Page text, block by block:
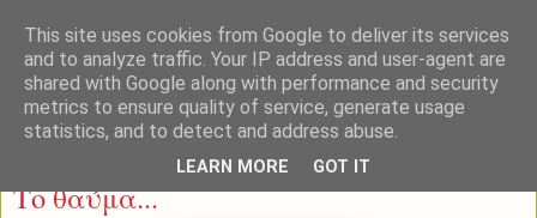
Πέμπτη 13 Αυγούστου 2015
Το θαύμα...
This site uses cookies from Google to deliver its services
and to analyze traffic. Your IP address and user-agent are
shared with Google along with performance and security
metrics to ensure quality of service, generate usage
statistics, and to detect and address abuse.
LEARN MORE GOT IT